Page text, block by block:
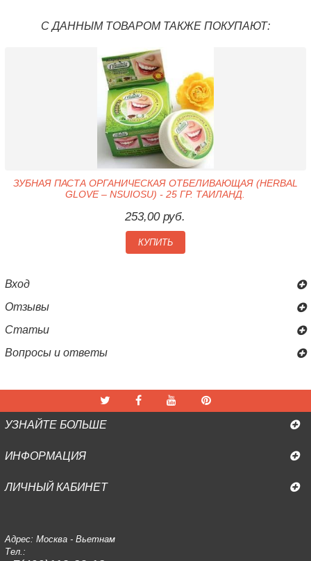
С ДАННЫМ ТОВАРОМ ТАКЖЕ ПОКУПАЮТ:
ЗУБНАЯ ПАСТА ОРГАНИЧЕСКАЯ ОТБЕЛИВАЮЩАЯ (HERBAL
GLOVE – NSUIOSU) - 25 ГР. ТАИЛАНД.
253,00 руб.
КУПИТЬ
Вход
Отзывы
Статьи
Вопросы и ответы
УЗНАЙТЕ БОЛЬШЕ
ИНФОРМАЦИЯ
ЛИЧНЫЙ КАБИНЕТ
Адрес: Москва - Вьетнам
Тел.: